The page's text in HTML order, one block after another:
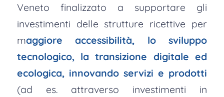
Veneto finalizzato a supportare gli
investimenti delle strutture ricettive per
maggiore accessibilità, lo sviluppo
tecnologico, la transizione digitale ed
ecologica, innovando servizi e prodotti
(ad es. attraverso investimenti in